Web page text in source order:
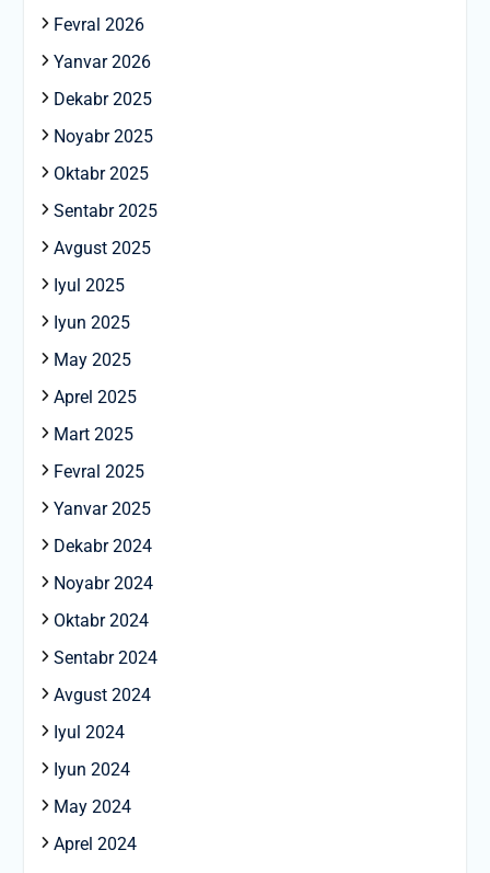
Fevral 2026
Yanvar 2026
Dekabr 2025
Noyabr 2025
Oktabr 2025
Sentabr 2025
Avgust 2025
Iyul 2025
Iyun 2025
May 2025
Aprel 2025
Mart 2025
Fevral 2025
Yanvar 2025
Dekabr 2024
Noyabr 2024
Oktabr 2024
Sentabr 2024
Avgust 2024
Iyul 2024
Iyun 2024
May 2024
Aprel 2024